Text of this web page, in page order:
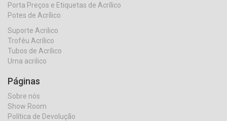
Porta Preços e Etiquetas de Acrílico
Potes de Acrílico
Suporte Acrilico
Troféu Acrílico
Tubos de Acrílico
Urna acrilico
Páginas
Sobre nós
Show Room
Política de Devolução